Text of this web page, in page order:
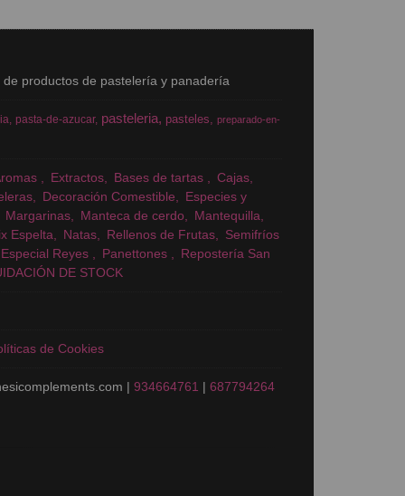
productos de pastelería y panadería
pasta-de-azucar pasteleria pasteles
preparado-en-
Extractos Bases de tartas
Cajas
Decoración Comestible
Especies y
Margarinas Manteca de cerdo
Mantequilla
Espelta Natas Rellenos de Frutas
Semifríos
Especial Reyes Panettones
Repostería San
DE STOCK
de Cookies
| 934664761 | 687794264